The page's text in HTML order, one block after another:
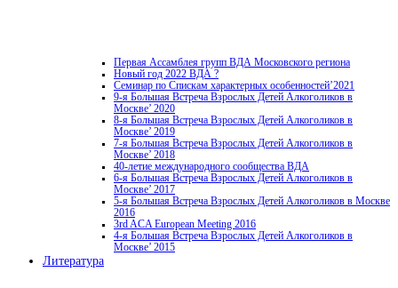
Первая Ассамблея групп ВДА Московского региона
Новый год 2022 ВДА ?
Семинар по Спискам характерных особенностей’2021
9-я Большая Встреча Взрослых Детей Алкоголиков в
Москве’ 2020
8-я Большая Встреча Взрослых Детей Алкоголиков в
Москве’ 2019
7-я Большая Встреча Взрослых Детей Алкоголиков в
Москве’ 2018
40-летие международного сообщества ВДА
6-я Большая Встреча Взрослых Детей Алкоголиков в
Москве’ 2017
5-я Большая Встреча Взрослых Детей Алкоголиков в Москве
2016
3rd ACA European Meeting 2016
4-я Большая Встреча Взрослых Детей Алкоголиков в
Москве’ 2015
Литература